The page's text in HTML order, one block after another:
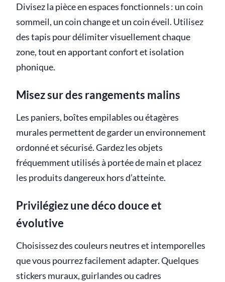
Divisez la pièce en espaces fonctionnels : un coin
sommeil, un coin change et un coin éveil. Utilisez
des tapis pour délimiter visuellement chaque
zone, tout en apportant confort et isolation
phonique.
Misez sur des rangements malins
Les paniers, boîtes empilables ou étagères
murales permettent de garder un environnement
ordonné et sécurisé. Gardez les objets
fréquemment utilisés à portée de main et placez
les produits dangereux hors d’atteinte.
Privilégiez une déco douce et
évolutive
Choisissez des couleurs neutres et intemporelles
que vous pourrez facilement adapter. Quelques
stickers muraux, guirlandes ou cadres